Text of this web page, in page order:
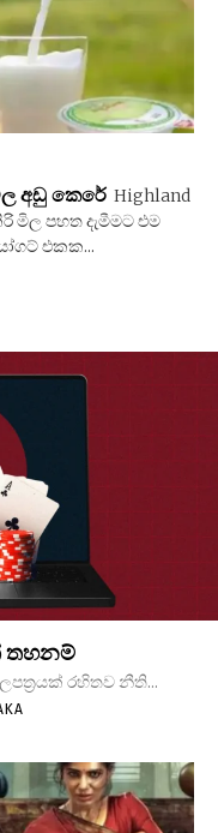
අඩු කෙරේ Highland
මිල පහත දැමීමට එම
එකක...
තහනම්
රහිතව නීති...